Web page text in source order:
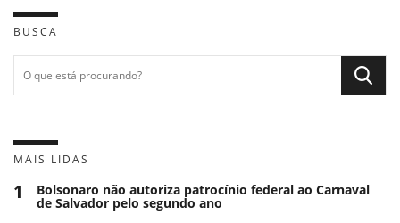
BUSCA
MAIS LIDAS
1 Bolsonaro não autoriza patrocínio federal ao Carnaval
de Salvador pelo segundo ano